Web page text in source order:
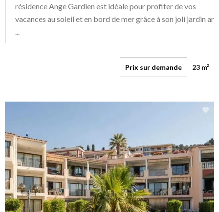
résidence Ange Gardien est idéale pour profiter de vos
vacances au soleil et en bord de mer grâce à son joli jardin ar
...
23 m²
Prix sur demande